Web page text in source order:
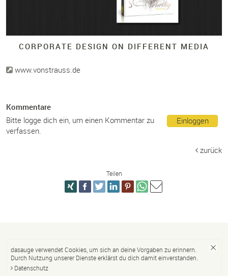
CORPORATE DESIGN ON DIFFERENT MEDIA
www.vonstrauss.de
Kommentare
Einloggen
Bitte logge dich ein, um einen Kommentar zu
verfassen.
zurück
Teilen
dasauge verwendet Cookies, um sich an deine Vorgaben zu erinnern.
Durch Nutzung unserer Dienste erklärst du dich damit einverstanden.
Datenschutz